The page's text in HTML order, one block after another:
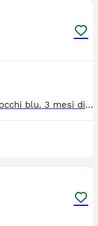
Dispinibile bellissimo cucciolo di Ragdoll dagli occhi blu. 3 mesi di età, sverminati Entrambi i genitori sono testati negativi a FIV e FELV e HCM e testati contro le principali malattie genetiche della razza .